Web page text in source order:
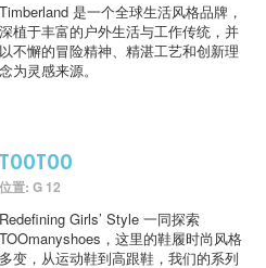
Timberland 是一个全球生活风格品牌，
深植于丰富的户外生活与工作传统，并
以不懈的冒险精神、精湛工艺和创新理
念为灵感来源。
TOOTOO
位置: G 12
Redefining Girls’ Style 一同探索
TOOmanyshoes，这里的鞋履时尚风格
多变，从运动鞋到高跟鞋，我们的系列